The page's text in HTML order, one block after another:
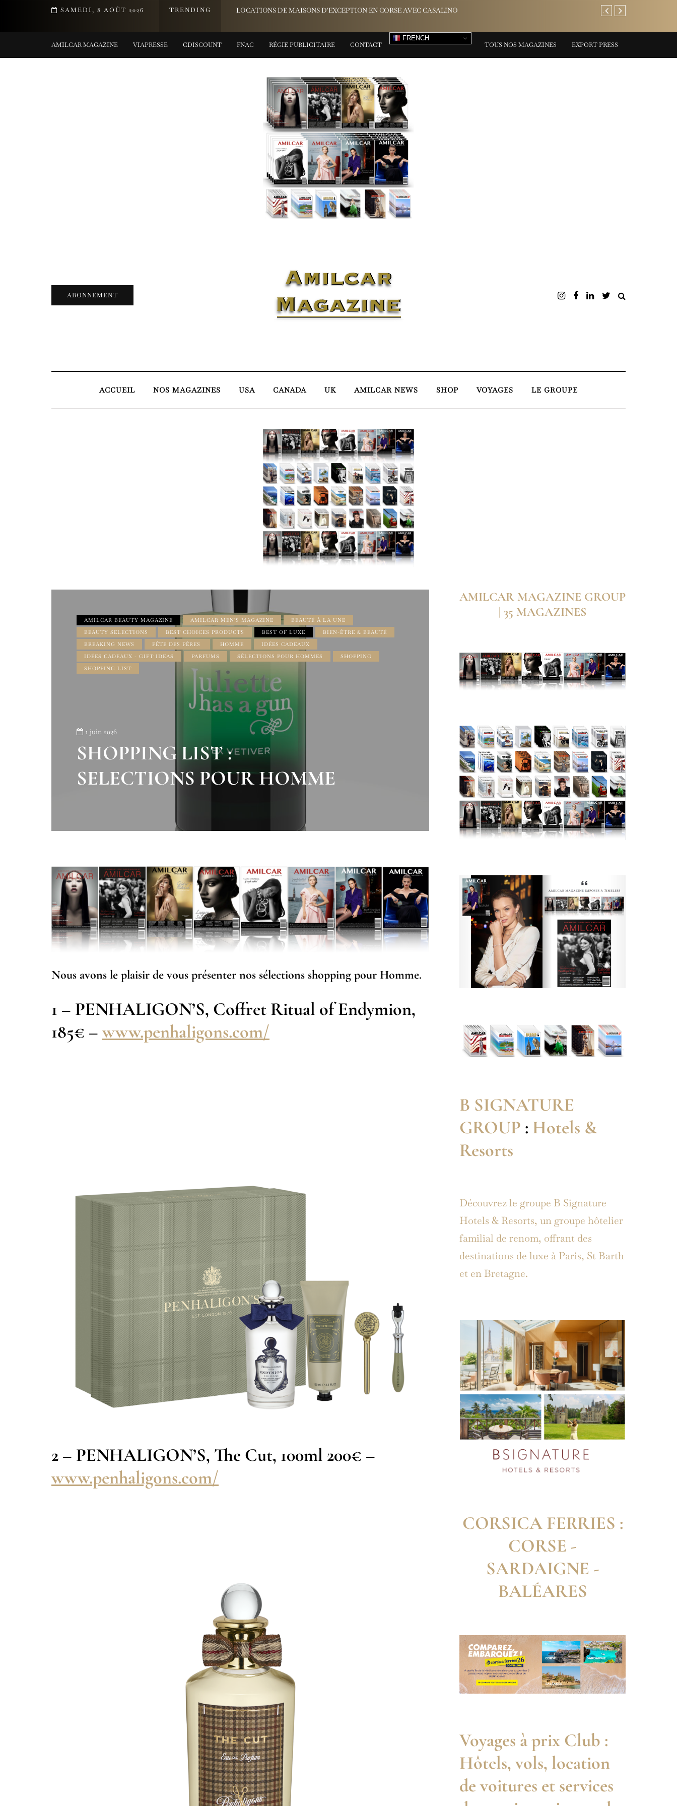
SAMEDI, 8 AOÛT 2026 TRENDING
DE LA COLLECTION TIFFANY TITAN PAR PHARRELL WILLIAMS
LOCATIONS DE MAISONS D'EXCEPTION EN CORSE AVEC CASALINO AREV Saint-Tropez:
AMILCAR MAGAZINE EXPORT PRESS
VIAPRESSE CDISCOUNT FNAC TOUS NOS MAGAZINES
RÉGIE PUBLICITAIRE CONTACT
FRENCH
ABONNEMENT
ACCUEIL NOS MAGAZINES USA CANADA UK AMILCAR NEWS SHOP VOYAGES LE GROUPE
AMILCAR BEAUTY MAGAZINE AMILCAR MEN'S MAGAZINE
BEAUTÉ À LA UNE
BEAUTY SELECTIONS
BEST CHOICES PRODUCTS BEST OF LUXE
BIEN-ÊTRE & BEAUTÉ
BREAKING NEWS
FÊTE DES PÈRES HOMME
IDÉES CADEAUX
IDÉES CADEAUX - GIFT IDEAS
PARFUMS SÉLECTIONS POUR HOMMES
SHOPPING
SHOPPING LIST
1 juin 2026
SHOPPING LIST :
SELECTIONS POUR HOMME
Nous avons le plaisir de vous présenter nos sélections shopping pour Homme.
1 – PENHALIGON’S, Coffret Ritual of Endymion,
185€ –www.penhaligons.com/
2 – PENHALIGON’S, The Cut, 100ml 200€ –
www.penhaligons.com/
AMILCAR MAGAZINE GROUP
| 35 MAGAZINES
B SIGNATURE
GROUP : Hotels &
Resorts
Découvrez le groupe B Signature
Hotels & Resorts, un groupe hôtelier
familial de renom, offrant des
destinations de luxe à Paris, St Barth
et en Bretagne.
CORSICA FERRIES :
CORSE -
SARDAIGNE -
BALÉARES
Voyages à prix Club :
Hôtels, vols, location
de voitures et services